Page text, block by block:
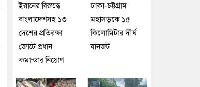
ইরানের বিরুদ্ধে
বাংলাদেশসহ ১৩
দেশের প্রতিরক্ষা
জোটে প্রধান
কমান্ডার নিয়োগ
ঢাকা-চট্টগ্রাম
মহাসড়কে ১৫
কিলোমিটার দীর্ঘ
যানজট